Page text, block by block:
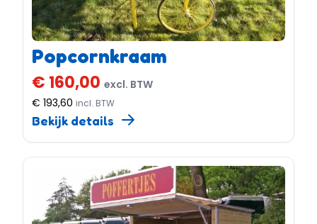
Popcornkraam
€ 160,00 excl. BTW
€ 193,60 incl. BTW
Bekijk details